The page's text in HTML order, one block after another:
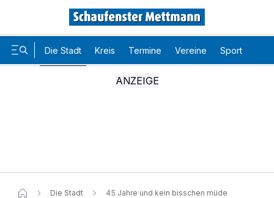
Die Stadt Kreis Termine Vereine Sport
Die Stadt 45 Jahre und kein bisschen müde